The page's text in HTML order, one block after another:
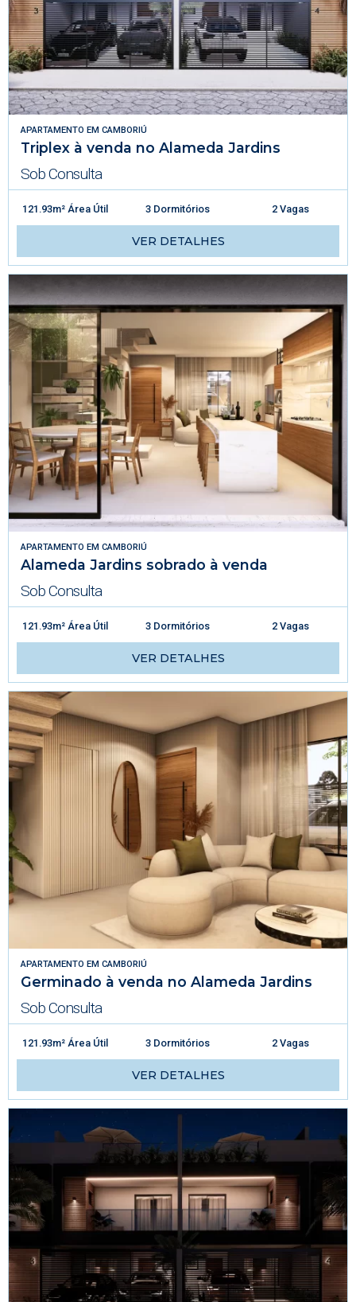
APARTAMENTO EM CAMBORIÚ
Triplex à venda no Alameda Jardins
Sob Consulta
121.93m² Área Útil 3 Dormitórios 2 Vagas
VER DETALHES
APARTAMENTO EM CAMBORIÚ
Alameda Jardins sobrado à venda
Sob Consulta
121.93m² Área Útil 3 Dormitórios 2 Vagas
VER DETALHES
APARTAMENTO EM CAMBORIÚ
Germinado à venda no Alameda Jardins
Sob Consulta
121.93m² Área Útil 3 Dormitórios 2 Vagas
VER DETALHES